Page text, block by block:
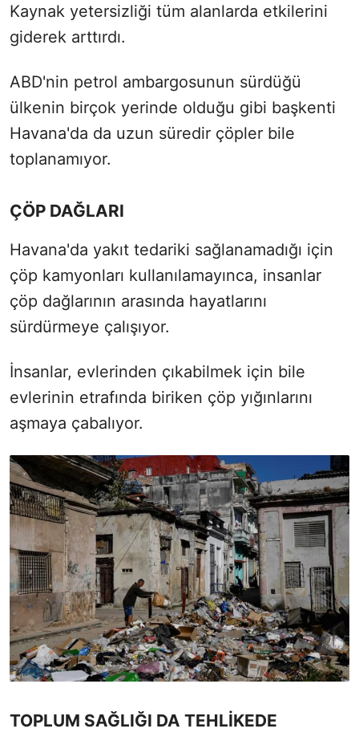
Kaynak yetersizliği tüm alanlarda etkilerini
giderek arttırdı.
ABD'nin petrol ambargosunun sürdüğü
ülkenin birçok yerinde olduğu gibi başkenti
Havana'da da uzun süredir çöpler bile
toplanamıyor.
ÇÖP DAĞLARI
Havana'da yakıt tedariki sağlanamadığı için
çöp kamyonları kullanılamayınca, insanlar
çöp dağlarının arasında hayatlarını
sürdürmeye çalışıyor.
İnsanlar, evlerinden çıkabilmek için bile
evlerinin etrafında biriken çöp yığınlarını
aşmaya çabalıyor.
TOPLUM SAĞLIĞI DA TEHLİKEDE